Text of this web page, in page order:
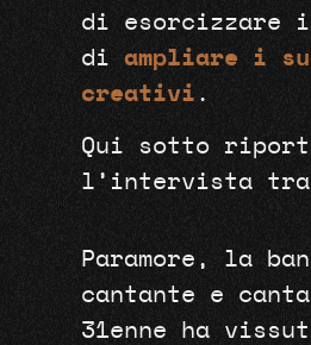
di esorcizzare i
diampliare i
creativi .
Qui sotto
l’intervista
Paramore, la
cantante e
31enne ha